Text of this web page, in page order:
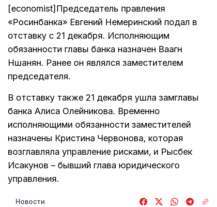
[economist]Председатель правления
«Росинбанка» Евгений Немеринский подал в
отставку с 21 декабря. Исполняющим
обязанности главы банка назначен Ваагн
Ншанян. Ранее он являлся заместителем
председателя.
В отставку также 21 декабря ушла замглавы
банка Алиса Олейникова. Временно
исполняющими обязанности заместителей
назначены Кристина Червонова, которая
возглавляла управление рисками, и Рысбек
Исакунов – бывший глава юридического
управления.
Новости